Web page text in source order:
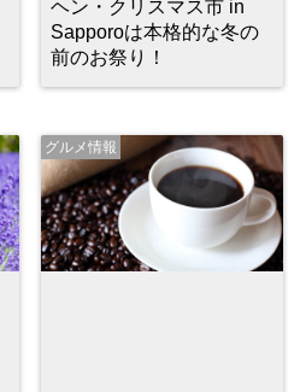
ヘン・クリスマス市 in
Sapporoは本格的な冬の
前のお祭り！
グルメ情報